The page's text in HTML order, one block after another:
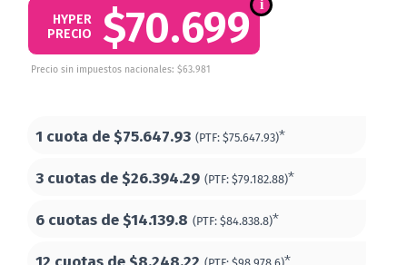
$70.699
HYPER
PRECIO
Precio sin impuestos nacionales: $63.981
1 cuota de$75.647.93 (PTF: $75.647.93)*
3 cuotas de$26.394.29 (PTF: $79.182.88)*
6 cuotas de$14.139.8 (PTF: $84.838.8)*